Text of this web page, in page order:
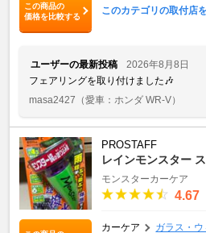
この商品の
価格を比較する
このカテゴリの取付店
ユーザーの最新投稿
2026年8月8日
フェアリングを取り付けました🎶
masa2427 （愛車：ホンダ WR-V）
PROSTAFF
レインモンスター
モンスターカーケア
4.67
カーケア ガラス・